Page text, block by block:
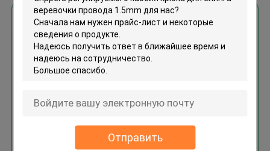
Отправить
Получить лучшую цену для
Латунные щелчковые Grippers
регулируемого кабеля крюка
Продолжать